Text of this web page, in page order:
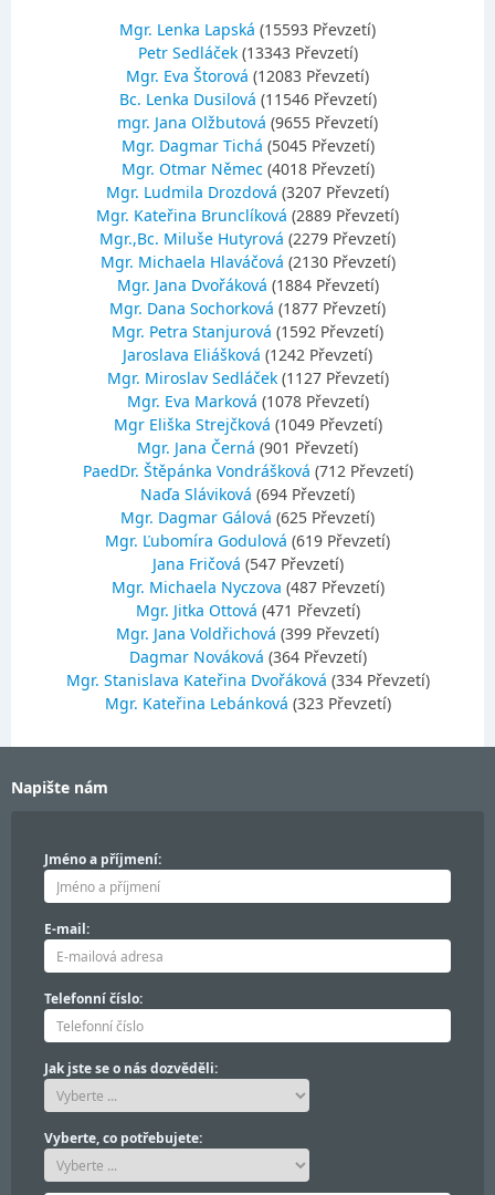
Mgr. Lenka Lapská (15593 Převzetí)
Petr Sedláček (13343 Převzetí)
Mgr. Eva Štorová (12083 Převzetí)
Bc. Lenka Dusilová (11546 Převzetí)
mgr. Jana Olžbutová (9655 Převzetí)
Mgr. Dagmar Tichá (5045 Převzetí)
Mgr. Otmar Němec (4018 Převzetí)
Mgr. Ludmila Drozdová (3207 Převzetí)
Mgr. Kateřina Brunclíková (2889 Převzetí)
Mgr.,Bc. Miluše Hutyrová (2279 Převzetí)
Mgr. Michaela Hlaváčová (2130 Převzetí)
Mgr. Jana Dvořáková (1884 Převzetí)
Mgr. Dana Sochorková (1877 Převzetí)
Mgr. Petra Stanjurová (1592 Převzetí)
Jaroslava Eliášková (1242 Převzetí)
Mgr. Miroslav Sedláček (1127 Převzetí)
Mgr. Eva Marková (1078 Převzetí)
Mgr Eliška Strejčková (1049 Převzetí)
Mgr. Jana Černá (901 Převzetí)
PaedDr. Štěpánka Vondrášková (712 Převzetí)
Naďa Sláviková (694 Převzetí)
Mgr. Dagmar Gálová (625 Převzetí)
Mgr. Ľubomíra Godulová (619 Převzetí)
Jana Fričová (547 Převzetí)
Mgr. Michaela Nyczova (487 Převzetí)
Mgr. Jitka Ottová (471 Převzetí)
Mgr. Jana Voldřichová (399 Převzetí)
Dagmar Nováková (364 Převzetí)
Mgr. Stanislava Kateřina Dvořáková (334 Převzetí)
Mgr. Kateřina Lebánková (323 Převzetí)
Napište nám
Jméno a příjmení:
E-mail:
Telefonní číslo:
Jak jste se o nás dozvěděli:
Vyberte, co potřebujete: